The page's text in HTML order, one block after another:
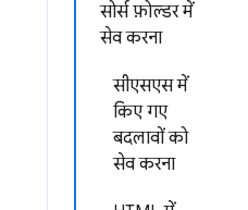
सोर्स फ़ोल्डर में
सेव करना
सीएसएस में
किए गए
बदलावों को
सेव करना